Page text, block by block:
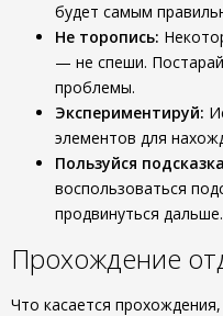
будет самым
Не торопись:
— не спеши.
проблемы.
Экспериментируй:
элементов для
Пользуйся
воспользоваться
продвинуться дальше.
Прохождение
Что касается